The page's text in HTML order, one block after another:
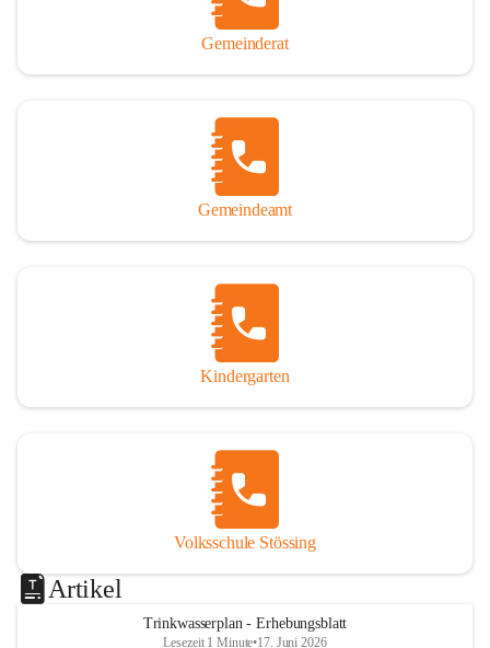
Gemeinderat
Gemeindeamt
Kindergarten
Volksschule Stössing
Artikel
Trinkwasserplan - Erhebungsblatt
Lesezeit 1 Minute•17. Juni 2026